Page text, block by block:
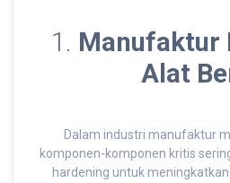
1. Manufaktur
Alat
Dalam industri manufaktur
komponen-komponen kritis
hardening untuk